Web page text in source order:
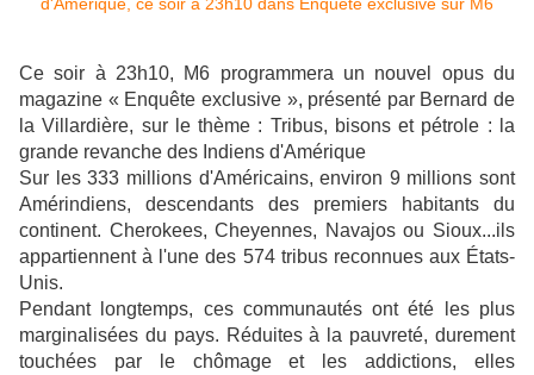
Ce soir à 23h10, M6 programmera un nouvel opus du
magazine « Enquête exclusive », présenté par Bernard de
la Villardière, sur le thème : Tribus, bisons et pétrole : la
grande revanche des Indiens d'Amérique
Sur les 333 millions d'Américains, environ 9 millions sont
Amérindiens, descendants des premiers habitants du
continent. Cherokees, Cheyennes, Navajos ou Sioux...ils
appartiennent à l'une des 574 tribus reconnues aux États-
Unis.
Pendant longtemps, ces communautés ont été les plus
marginalisées du pays. Réduites à la pauvreté, durement
touchées par le chômage et les addictions, elles